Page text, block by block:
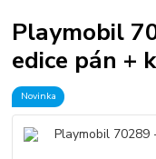
Playmobil
edice pán +
Novinka